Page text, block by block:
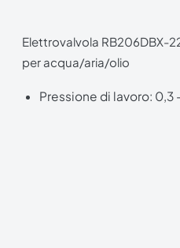
Elettrovalvola RB206DBX-
per acqua/aria/olio
Pressione di lavoro: 0,3